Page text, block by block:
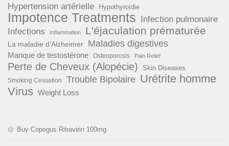
Hypertension artérielle Hypothyroïdie
Impotence Treatments Infection pulmonaire
Infections
Inflammation L'éjaculation prématurée
La maladie d'Alzheimer Maladies digestives
Manque de testostérone Osteoporosis Pain Relief
Perte de Cheveux (Alopécie) Skin Diseases
Smoking Cessation Trouble Bipolaire Urétrite homme
Virus Weight Loss
Buy Copegus Ribavirin 100mg